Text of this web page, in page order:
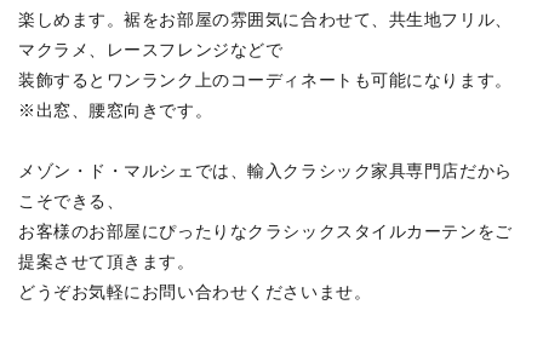
楽しめます。裾をお部屋の雰囲気に合わせて、共生地フリル、
マクラメ、レースフレンジなどで
装飾するとワンランク上のコーディネートも可能になります。
※出窓、腰窓向きです。
メゾン・ド・マルシェでは、輸入クラシック家具専門店だから
こそできる、
お客様のお部屋にぴったりなクラシックスタイルカーテンをご
提案させて頂きます。
どうぞお気軽にお問い合わせくださいませ。